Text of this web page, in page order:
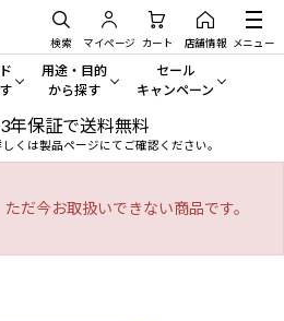
検索 マイページ カート 店舗情報 メニュー
をすべてみる
用途・目的
から探す
一般向けパソコン
セール
キャンペーン
セール・キャンペー
人気モデルが期間限定・お
アウトレットパソコン
年保証で送料無料
くは製品ページにてご確認ください。
だ今お取扱いできない商品です。